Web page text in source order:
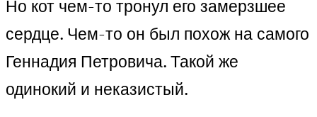
Но кот чем-то тронул его замерзшее
сердце. Чем-то он был похож на самого
Геннадия Петровича. Такой же
одинокий и неказистый.